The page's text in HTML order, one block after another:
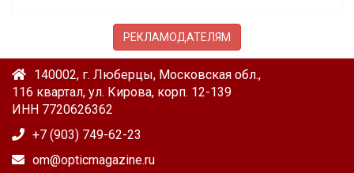
РЕКЛАМОДАТЕЛЯМ
140002, г. Люберцы, Московская обл.,
116 квартал, ул. Кирова, корп. 12-139
ИНН 7720626362
+7 (903) 749-62-23
om@opticmagazine.ru